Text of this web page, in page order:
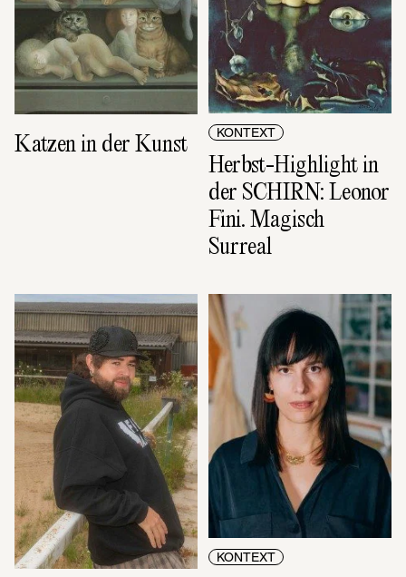
Katzen in der Kunst KONTEXT
Herbst-Highlight in
der SCHIRN: Leonor
Fini. Magisch
Surreal
KONTEXT